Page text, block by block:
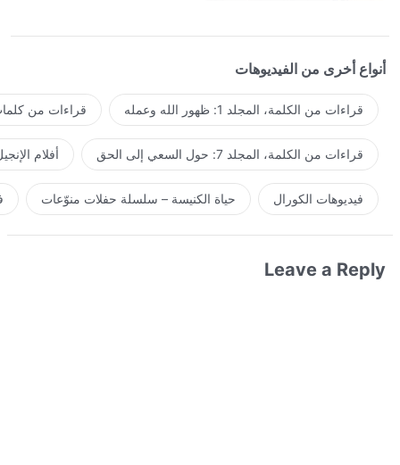
أنواع أخرى من الفيديوهات
قراءات من الكلمة، المجلد 1: ظهور الله وعمله قراءات من
قراءات من الكلمة، المجلد 7: حول السعي إلى الحق أفلام
فيديوهات الكورال حياة الكنيسة – سلسلة حفلات منوّعات
Leave a Reply